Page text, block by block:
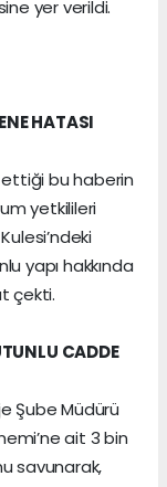
yer verildi.
HATASI
ettiği bu haberin
yetkilileri
yapı hakkında
çekti.
CADDE
Şube Müdürü
ait 3 bin
savunarak,